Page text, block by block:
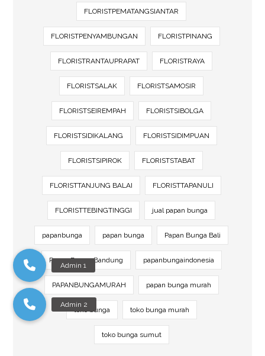
FLORISTPEMATANGSIANTAR
FLORISTPENYAMBUNGAN FLORISTPINANG
FLORISTRANTAUPRAPAT FLORISTRAYA
FLORISTSALAK FLORISTSAMOSIR
FLORISTSEIREMPAH FLORISTSIBOLGA
FLORISTSIDIKALANG FLORISTSIDIMPUAN
FLORISTSIPIROK FLORISTSTABAT
FLORISTTANJUNG BALAI FLORISTTAPANULI
FLORISTTEBINGTINGGI jual papan bunga
papanbunga papan bunga Papan Bunga Bali
Papan Bunga Bandung papanbungaindonesia
PAPANBUNGAMURAH papan bunga murah
toko bunga toko bunga murah
toko bunga sumut